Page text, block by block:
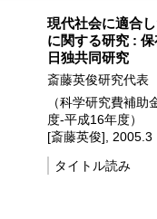
現代社会に適合
に関する研究 :
日独共同研究
斎藤英俊研究代表
（科学研究費補
度-平成16年度）
[斎藤英俊], 2005.3
タイトル読み